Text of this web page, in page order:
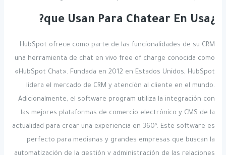
¿que Usan Para Chatear En Usa?
HubSpot ofrece como parte de las funcionalidades de su CRM
una herramienta de chat en vivo free of charge conocida como
«HubSpot Chat». Fundada en 2012 en Estados Unidos, HubSpot
lidera el mercado de CRM y atención al cliente en el mundo.
Adicionalmente, el software program utiliza la integración con
las mejores plataformas de comercio electrónico y CMS de la
actualidad para crear una experiencia en 360º. Este software es
perfecto para medianas y grandes empresas que buscan la